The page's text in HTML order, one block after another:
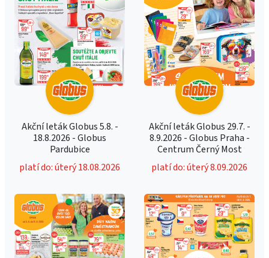
Akční leták Globus 5.8. -
18.8.2026 - Globus
Pardubice
platí do: úterý 18.08.2026
Akční leták Globus 29.7. -
8.9.2026 - Globus Praha -
Centrum Černý Most
platí do: úterý 8.09.2026